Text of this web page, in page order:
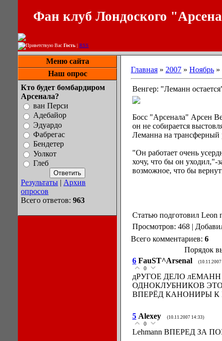
Фан клуб Лондоского
Приветствую Вас Гость | RSS
Меню сайта
Наш опрос
Кто будет бомбардиром
Арсенала?
ван Перси
Адебайор
Эдуардо
Фабрегас
Бендетер
Уолкот
Глеб
Результаты | Архив
опросов
Всего ответов: 963
Главная » 2007 » Ноябрь »
Венгер: "Леманн
Босс "Арсенала" Арсен
он не собирается
Леманна на трансферный
"Он работает очень
хочу, что бы он уходил,"-
возможное, что бы
Статью подготовил Leon
Просмотров: 468 |
Всего комментариев: 6
Порядок
6 FauST^Arsenal
0
дРУГОЕ ДЕЛО
ОДНОКЛУБНИКОВ ЭТО
ВПЕРЁД КАНОНИРЫ К
5 Alexey (10.11.2007 14:33)
0
Lehmann ВПЕРЕД ЗА